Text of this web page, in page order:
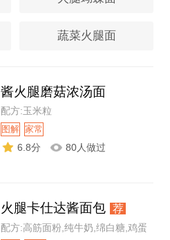
蔬菜火腿面
酱火腿磨菇浓汤面
配方:玉米粒
图解 家常
6.8分 80人做过
火腿卡仕达酱面包 荐
配方:高筋面粉,纯牛奶,绵白糖,鸡蛋